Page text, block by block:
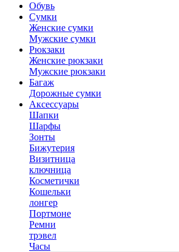
Обувь
Сумки
Женские сумки
Мужские сумки
Рюкзаки
Женские рюкзаки
Мужские рюкзаки
Багаж
Дорожные сумки
Аксессуары
Шапки
Шарфы
Зонты
Бижутерия
Визитница
ключница
Косметички
Кошельки
лонгер
Портмоне
Ремни
трэвел
Часы